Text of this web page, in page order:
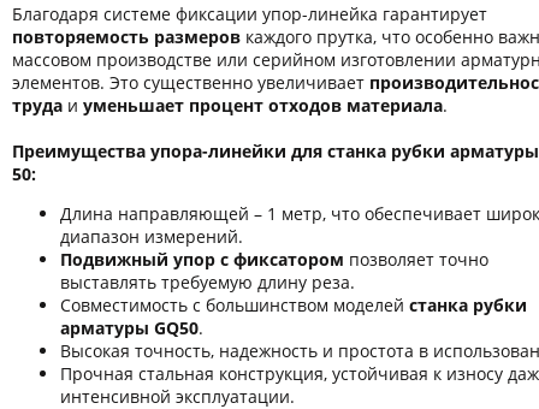
Благодаря системе фиксации упор-линейка гарантирует
повторяемость размеров каждого прутка, что особенно
массовом производстве или серийном изготовлении
элементов. Это существенно увеличивает
труда и уменьшает процент отходов материала.
Преимущества упора-линейки для станка рубки арматуры
50:
Длина направляющей – 1 метр, что обеспечивает
диапазон измерений.
Подвижный упор с фиксатором позволяет точно
выставлять требуемую длину реза.
Совместимость с большинством моделей станка рубки
арматуры GQ50.
Высокая точность, надежность и простота в
Прочная стальная конструкция, устойчивая к износу
интенсивной эксплуатации.